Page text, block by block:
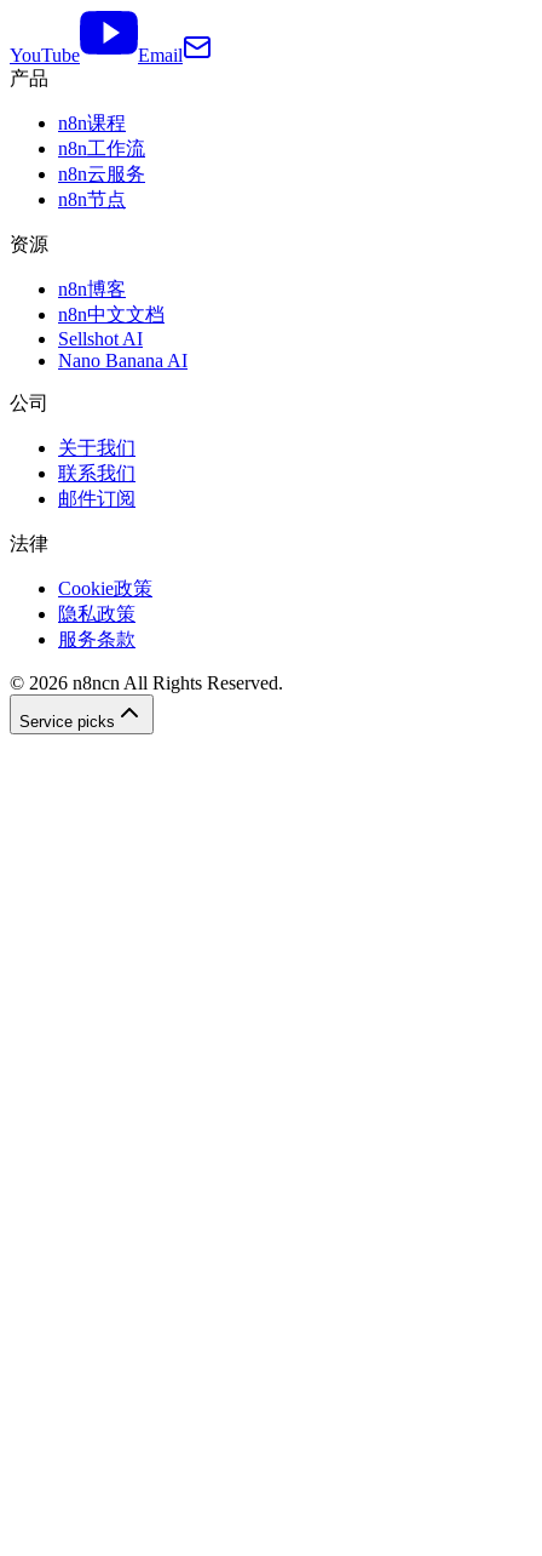
YouTube
Email
产品
n8n课程
n8n工作流
n8n云服务
n8n节点
资源
n8n博客
n8n中文文档
Sellshot AI
Nano Banana AI
公司
关于我们
联系我们
邮件订阅
法律
Cookie政策
隐私政策
服务条款
© 2026 n8ncn All Rights Reserved.
Service picks